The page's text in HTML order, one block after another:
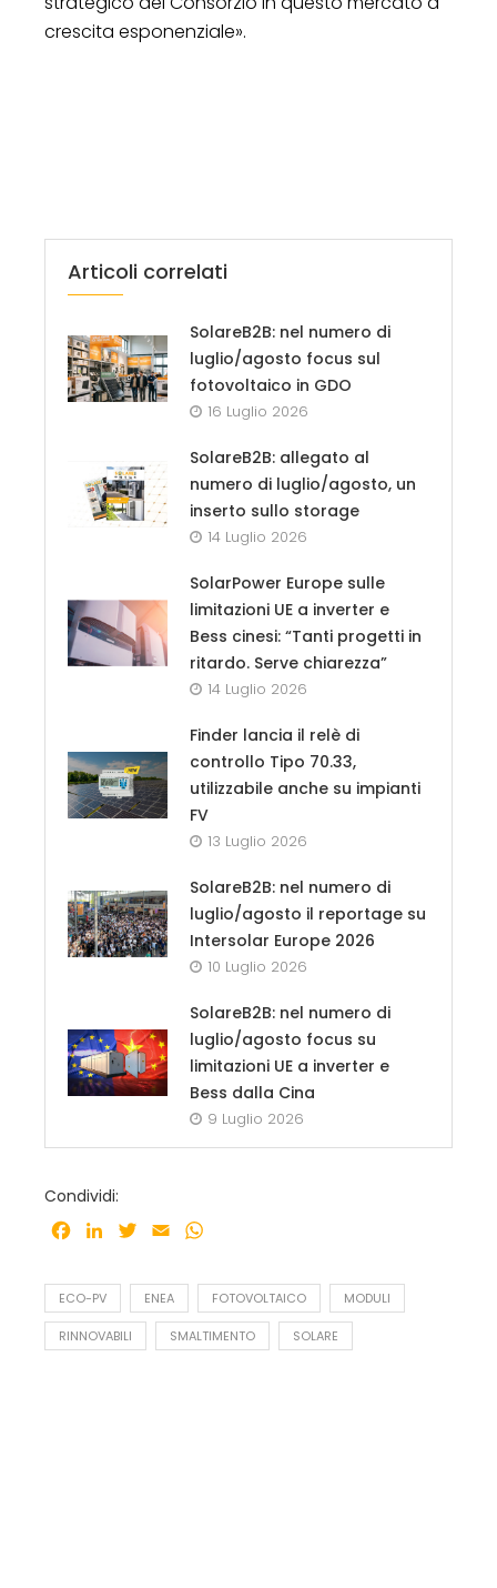
crescita esponenziale».
Articoli correlati
SolareB2B: nel numero di
luglio/agosto focus sul
fotovoltaico in GDO
16 Luglio 2026
SolareB2B: allegato al
numero di luglio/agosto, un
inserto sullo storage
14 Luglio 2026
SolarPower Europe sulle
limitazioni UE a inverter e
Bess cinesi: “Tanti progetti in
ritardo. Serve chiarezza”
14 Luglio 2026
Finder lancia il relè di
controllo Tipo 70.33,
utilizzabile anche su impianti
FV
13 Luglio 2026
SolareB2B: nel numero di
luglio/agosto il reportage su
Intersolar Europe 2026
10 Luglio 2026
SolareB2B: nel numero di
luglio/agosto focus su
limitazioni UE a inverter e
Bess dalla Cina
9 Luglio 2026
Condividi:
Facebook
LinkedInTwitter
Email
ECO-PV ENEA FOTOVOLTAICO MODULI
RINNOVABILI SMALTIMENTO SOLARE